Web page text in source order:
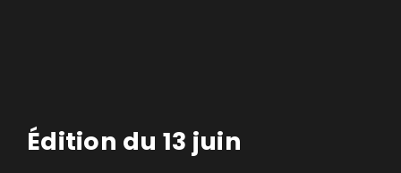
Édition du 13 juin